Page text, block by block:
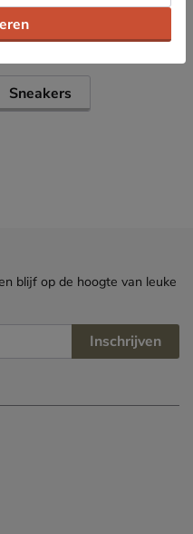
Sneakers
blijf op de hoogte van leuke
Inschrijven